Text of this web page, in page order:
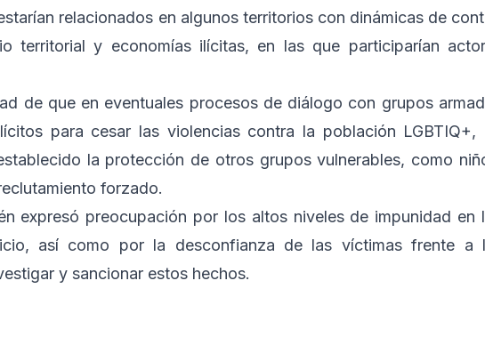
relacionados en algunos territorios con dinámicas de
territorial y economías ilícitas, en las que participarían
de que en eventuales procesos de diálogo con grupos
para cesar las violencias contra la población LGBTIQ+,
la protección de otros grupos vulnerables, como
forzado.
expresó preocupación por los altos niveles de impunidad en
así como por la desconfianza de las víctimas frente a
y sancionar estos hechos.